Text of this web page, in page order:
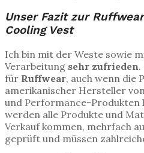
Unser Fazit zur
Cooling Vest
Ich bin mit der Weste sowie
Verarbeitung sehr zufrieden.
für Ruffwear, auch wenn die
amerikanischer Hersteller
und Performance-Produkten
werden alle Produkte und
Verkauf kommen, mehrfach
geprüft und müssen